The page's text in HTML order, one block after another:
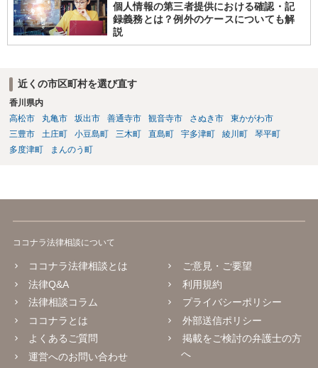
個人情報の第三者提供における確認・記
録義務とは？例外のケースについても解
説
近くの市区町村を選び直す
香川県内
高松市
丸亀市 坂出市 善通寺市 観音寺市 さぬき市
東かがわ市
三豊市
土庄町 小豆島町 三木町 直島町 宇多津町 綾川町
琴平町
多度津町
まんのう町
ココナラ法律相談について
ココナラ法律相談とは
法律Q&A
法律相談コラム
ココナラとは
よくあるご質問
運営へのお問い合わせ
ご意見・ご要望
利用規約
プライバシーポリシー
外部送信ポリシー
掲載をご検討の弁護士の方
へ